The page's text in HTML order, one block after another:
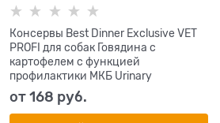
Консервы Best Dinner Exclusive VET
PROFI для собак Говядина с
картофелем с функцией
профилактики МКБ Urinary
от168 руб.